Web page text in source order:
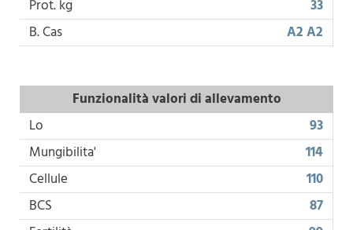
Prot. kg
33
B. Cas
A2 A2
Funzionalità valori di allevamento
Lo
93
Mungibilita'
114
Cellule
110
BCS
87